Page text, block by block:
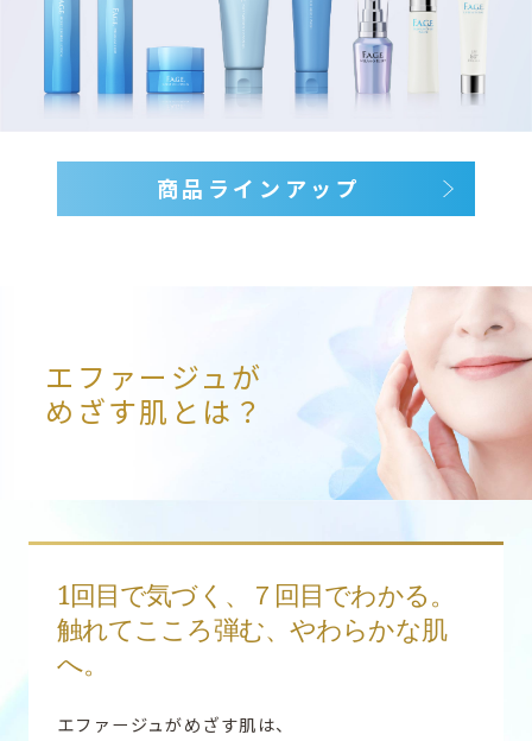
商品ラインアップ
エファージュが
めざす肌とは？
1回目で気づく、７回目でわかる。​
触れてこころ弾む、やわらかな肌
へ。
エファージュがめざす肌は、